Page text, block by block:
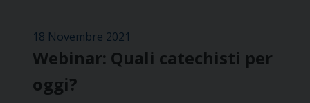
18 Novembre 2021
Webinar: Quali catechisti per
oggi?